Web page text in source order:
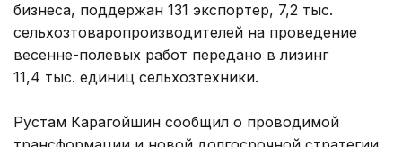
бизнеса, поддержан 131 экспортер, 7,2 тыс.
сельхозтоваропроизводителей на проведение
весенне-полевых работ передано в лизинг
11,4 тыс. единиц сельхозтехники.
Рустам Карагойшин сообщил о проводимой